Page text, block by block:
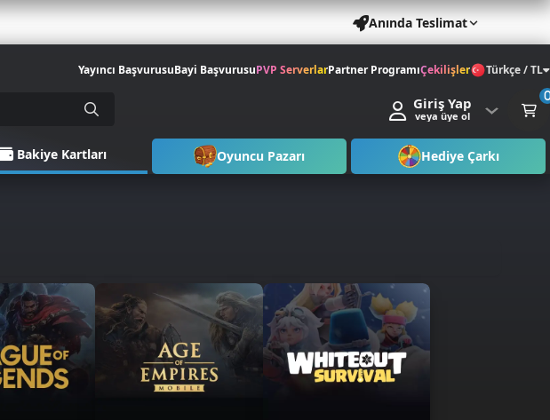
Anında Teslimat
Yayıncı BaşvurusuBayi BaşvurusuPVP ServerlarPartner ProgramıÇekilişler Türkçe / TL
Giriş Yap
veya üye ol
Bakiye Kartları Oyuncu Pazarı Hediye Çarkı